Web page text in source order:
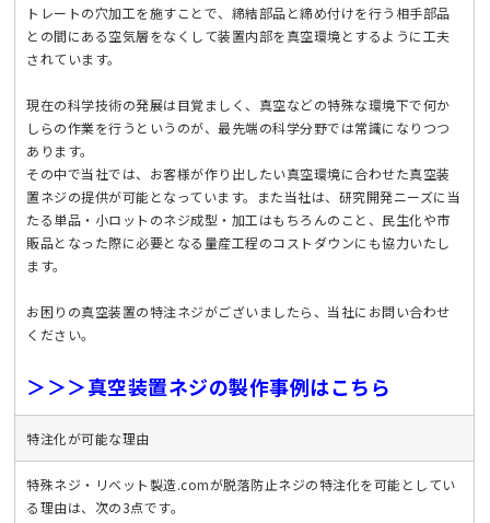
トレートの穴加工を施すことで、締結部品と締め付けを行う相手部品
との間にある空気層をなくして装置内部を真空環境とするように工夫
されています。
現在の科学技術の発展は目覚ましく、真空などの特殊な環境下で何か
しらの作業を行うというのが、最先端の科学分野では常識になりつつ
あります。
その中で当社では、お客様が作り出したい真空環境に合わせた真空装
置ネジの提供が可能となっています。また当社は、研究開発ニーズに当
たる単品・小ロットのネジ成型・加工はもちろんのこと、民生化や市
販品となった際に必要となる量産工程のコストダウンにも協力いたし
ます。
お困りの真空装置の特注ネジがございましたら、当社にお問い合わせ
ください。
＞＞＞真空装置ネジの製作事例はこちら
特注化が可能な理由
特殊ネジ・リベット製造.comが脱落防止ネジの特注化を可能としてい
る理由は、次の3点です。